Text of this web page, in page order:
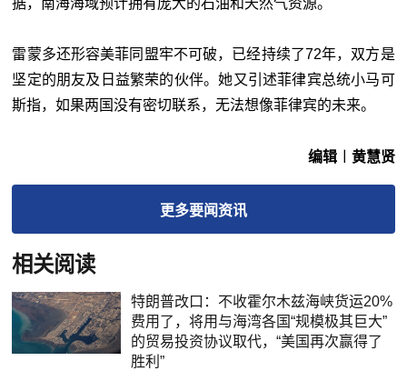
雷蒙多还形容美菲同盟牢不可破，已经持续了72年，双方是
坚定的朋友及日益繁荣的伙伴。她又引述菲律宾总统小马可
斯指，如果两国没有密切联系，无法想像菲律宾的未来。
编辑︱黄慧贤
更多要闻资讯
相关阅读
特朗普改口：不收霍尔木兹海峡货运20%
费用了，将用与海湾各国“规模极其巨大”
的贸易投资协议取代，“美国再次赢得了
胜利”